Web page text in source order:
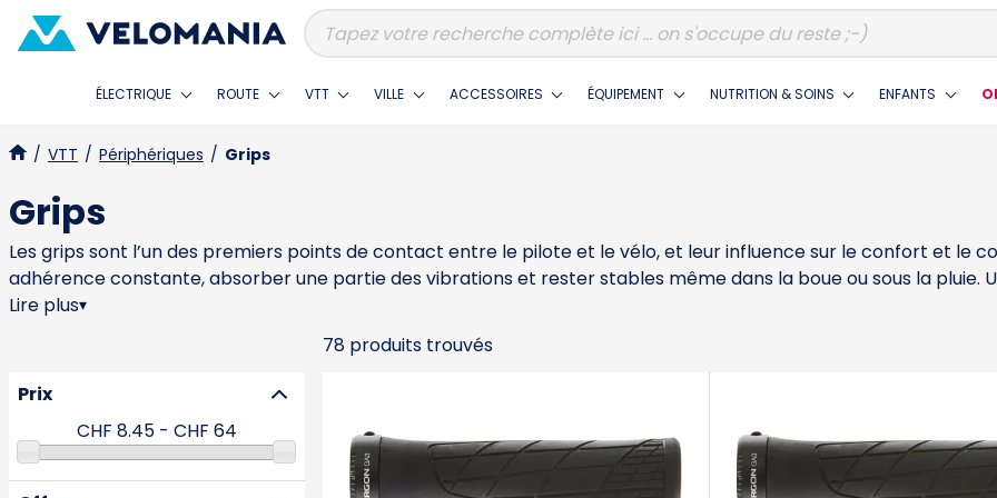
ÉLECTRIQUE ROUTE VTT VILLE ACCESSOIRES ÉQUIPEMENT NUTRITION & SOINS ENFANTS
/ VTT / Périphériques / Grips
Grips
Les grips sont l’un des premiers points de contact entre le pilote et le vélo, et leur influence sur le confort et le
adhérence constante, absorber une partie des vibrations et rester stables même dans la boue ou sous la pluie.
qu’un modèle trop épais peut nuire à la précision. Les grips à lock assurent un maintien parfait sans rotation,
le filtrage. En atelier, beaucoup de douleurs aux mains ou d’engourdissements se règlent simplement par un
pilotage. Ergon est souvent choisi pour ses formes ergonomiques et son soutien de la paume, Lizard Skins pour
leurs solutions équilibrées, tandis que ESI Grips est apprécié pour ses mousses confortables. Bike Attitude
bons grips permettent de rester relâché sur le cintre et précis quand le terrain se dégrade.
Lire plus▾
Prix
78 produits trouvés